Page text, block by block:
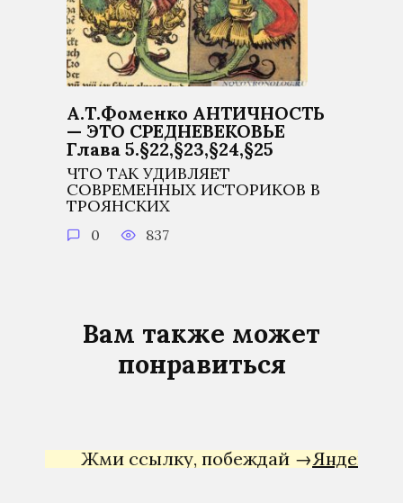
А.Т.Фоменко АНТИЧНОСТЬ
— ЭТО СРЕДНЕВЕКОВЬЕ
Глава 5.§22,§23,§24,§25
ЧТО ТАК УДИВЛЯЕТ
СОВРЕМЕННЫХ ИСТОРИКОВ В
ТРОЯНСКИХ
0 837
Вам также может
понравиться
Жми ссылку, побеждай →Яндекс Директ